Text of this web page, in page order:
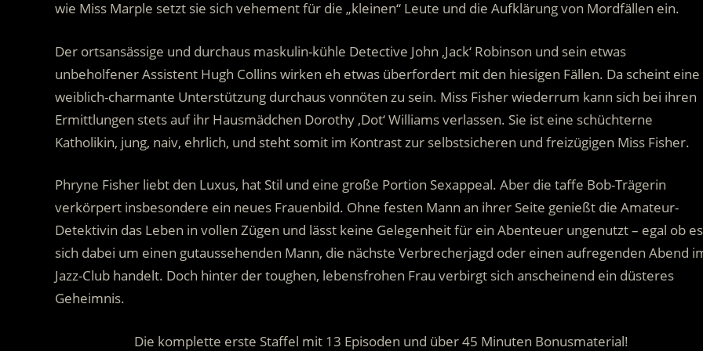
wie Miss Marple setzt sie sich vehement für die „kleinen“ Leute und die Aufklärung von Mordfällen ein.
Der ortsansässige und durchaus maskulin-kühle Detective John ‚Jack‘ Robinson und sein etwas
unbeholfener Assistent Hugh Collins wirken eh etwas überfordert mit den hiesigen Fällen. Da scheint eine
weiblich-charmante Unterstützung durchaus vonnöten zu sein. Miss Fisher wiederrum kann sich bei ihren
Ermittlungen stets auf ihr Hausmädchen Dorothy ‚Dot‘ Williams verlassen. Sie ist eine schüchterne
Katholikin, jung, naiv, ehrlich, und steht somit im Kontrast zur selbstsicheren und freizügigen Miss Fisher.
Phryne Fisher liebt den Luxus, hat Stil und eine große Portion Sexappeal. Aber die taffe Bob-Trägerin
verkörpert insbesondere ein neues Frauenbild. Ohne festen Mann an ihrer Seite genießt die Amateur-
Detektivin das Leben in vollen Zügen und lässt keine Gelegenheit für ein Abenteuer ungenutzt – egal ob es
sich dabei um einen gutaussehenden Mann, die nächste Verbrecherjagd oder einen aufregenden Abend
Jazz-Club handelt. Doch hinter der toughen, lebensfrohen Frau verbirgt sich anscheinend ein düsteres
Geheimnis.
Die komplette erste Staffel mit 13 Episoden und über 45 Minuten Bonusmaterial!